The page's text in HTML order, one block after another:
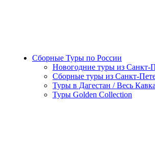
Сборные Туры по России
Новогодние туры из Санкт-
Сборные туры из Санкт-
Туры в Дагестан / Весь
Туры Golden Collection